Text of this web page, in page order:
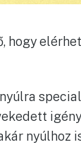
hogy
nyúlhoz